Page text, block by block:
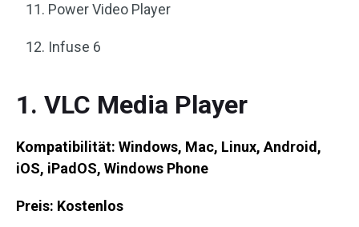
Power Video Player
Infuse 6
1. VLC Media Player
Kompatibilität: Windows, Mac, Linux, Android,
iOS, iPadOS, Windows Phone
Preis: Kostenlos